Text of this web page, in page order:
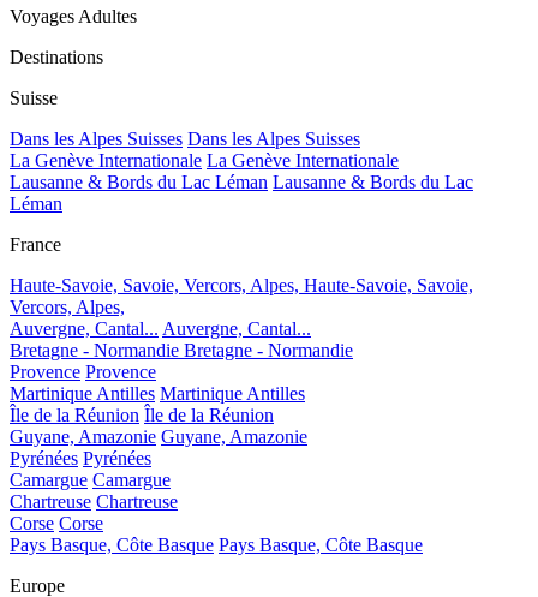
Voyages Adultes
Destinations
Suisse
Dans les Alpes Suisses Dans les Alpes Suisses
La Genève Internationale La Genève Internationale
Lausanne & Bords du Lac Léman Lausanne & Bords du Lac
Léman
France
Haute-Savoie, Savoie, Vercors, Alpes, Haute-Savoie, Savoie,
Vercors, Alpes,
Auvergne, Cantal... Auvergne, Cantal...
Bretagne - Normandie Bretagne - Normandie
Provence Provence
Martinique Antilles Martinique Antilles
Île de la Réunion Île de la Réunion
Guyane, Amazonie Guyane, Amazonie
Pyrénées Pyrénées
Camargue Camargue
Chartreuse Chartreuse
Corse Corse
Pays Basque, Côte Basque Pays Basque, Côte Basque
Europe